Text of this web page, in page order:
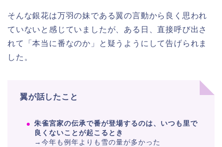
そんな銀花は万羽の妹である翼の言動から良く思われ
ていないと感じていましたが、ある日、直接呼び出さ
れて「本当に番なのか」と疑うようにして告げられま
した。
翼が話したこと
朱雀宮家の伝承で番が登場するのは、いつも里で
良くないことが起こるとき
→今年も例年よりも雪の量が多かった